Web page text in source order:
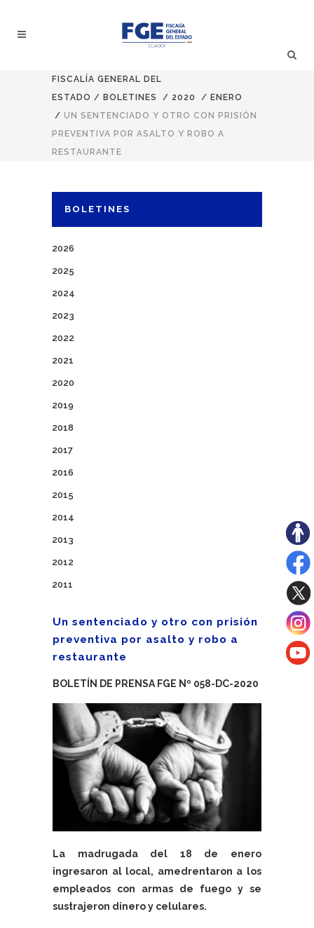
FISCALÍA GENERAL DEL
ESTADO / BOLETINES / 2020 / ENERO
/ UN SENTENCIADO Y OTRO CON PRISIÓN
PREVENTIVA POR ASALTO Y ROBO A
RESTAURANTE
BOLETINES
2026
2025
2024
2023
2022
2021
2020
2019
2018
2017
2016
2015
2014
2013
2012
2011
Un sentenciado y otro con prisión
preventiva por asalto y robo a
restaurante
BOLETÍN DE PRENSA FGE Nº 058-DC-2020
La madrugada del 18 de enero
ingresaron al local, amedrentaron a los
empleados con armas de fuego y se
sustrajeron dinero y celulares.